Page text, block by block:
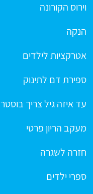
וירוס הקורונה
הנקה
אטרקציות לילדים
ספירת דם לתינוק
עד איזה גיל צריך בוסטר
מעקב הריון פרטי
חזרה לשגרה
ספרי ילדים